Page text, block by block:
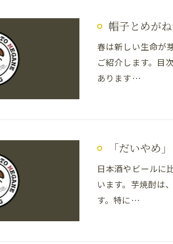
帽子とめが
春は新しい生命が
ご紹介します。目
あります…
「だいやめ
日本酒やビールに
います。芋焼酎は
す。特に…